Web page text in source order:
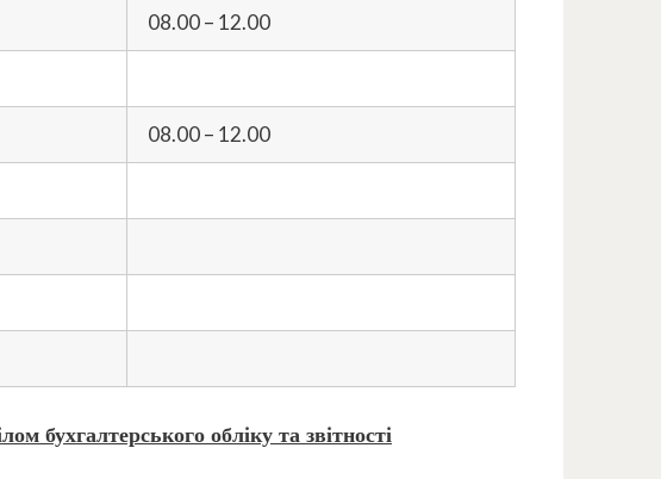
08.00 – 12.00
08.00 – 12.00
бухгалтерського обліку та звітності